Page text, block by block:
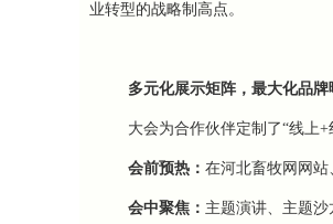
业转型的战略制高点。
多元化展示矩阵，最大化品牌
大会为合作伙伴定制了“线上
会前预热： 在河北畜牧网网站
会中聚焦： 主题演讲、主题